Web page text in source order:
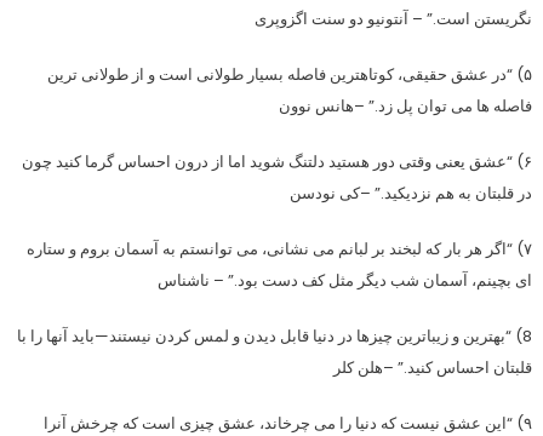
نگریستن است.” – آنتونیو دو سنت اگزوپری
۵) “در عشق حقیقی، کوتاهترین فاصله بسیار طولانی است و از طولانی ترین
فاصله ها می توان پل زد.” –هانس نوون
۶) “عشق یعنی وقتی دور هستید دلتنگ شوید اما از درون احساس گرما کنید چون
در قلبتان به هم نزدیکید.” –کی نودسن
۷) “اگر هر بار که لبخند بر لبانم می نشانی، می توانستم به آسمان بروم و ستاره
ای بچینم، آسمان شب دیگر مثل کف دست بود.” – ناشناس
8) “بهترین و زیباترین چیزها در دنیا قابل دیدن و لمس کردن نیستند—باید آنها را با
قلبتان احساس کنید.” –هلن کلر
۹) “این عشق نیست که دنیا را می چرخاند، عشق چیزی است که چرخش آنرا